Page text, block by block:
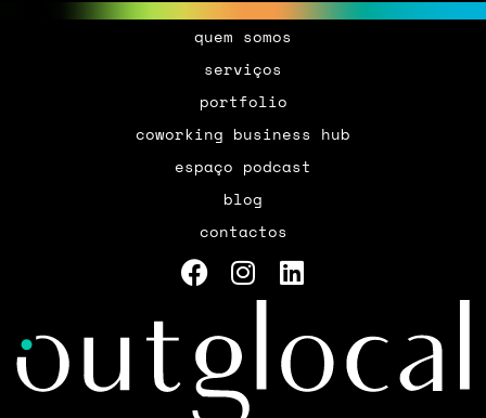
quem somos
serviços
portfolio
coworking business hub
espaço podcast
blog
contactos